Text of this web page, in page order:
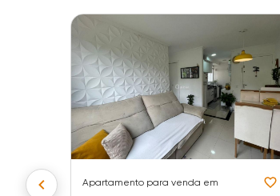
Apartamento para venda em